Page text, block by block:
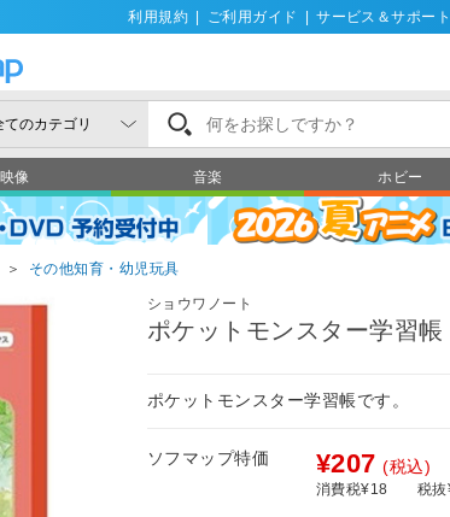
利用規約 ご利用ガイド サービス＆サポート
映像 音楽 ホビー
＞ その他知育・幼児玩具
ショウワノート
ポケットモンスター学習
ポケットモンスター学習帳です。
ソフマップ特価 ¥207 (税込)
消費税¥18 税